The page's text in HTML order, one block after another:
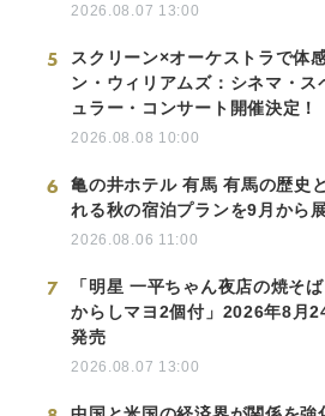
2026.08.07 13:00
5
スクリーン×オーケストラで体
ン・ウィリアムズ：シネマ・ス
ュラー・コンサート開催決定！
2026.08.08 10:00
6
亀の井ホテル 有馬 有馬の歴史
れる秋の宿泊プランを9月から
2026.08.06 11:00
7
「明星 一平ちゃん夜店の焼そ
からしマヨ2個付」2026年8月
発売
2026.08.07 13:00